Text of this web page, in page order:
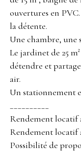
ouvertures en
la détente.
Une chambre, une
Le jardinet de 25
détendre et
air.
Un stationnement
Rendement locatif
Rendement locatif
Possibilité de